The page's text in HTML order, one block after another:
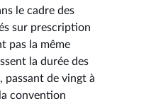
le cadre des
sur prescription
pas la même
la durée des
passant de vingt à
convention